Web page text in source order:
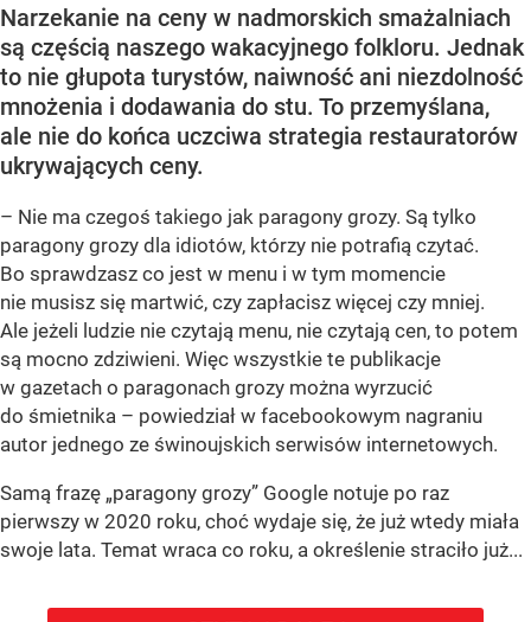
Narzekanie na ceny w nadmorskich smażalniach
są częścią naszego wakacyjnego folkloru. Jednak
to nie głupota turystów, naiwność ani niezdolność
mnożenia i dodawania do stu. To przemyślana,
ale nie do końca uczciwa strategia restauratorów
ukrywających ceny.
– Nie ma czegoś takiego jak paragony grozy. Są tylko
paragony grozy dla idiotów, którzy nie potrafią czytać.
Bo sprawdzasz co jest w menu i w tym momencie
nie musisz się martwić, czy zapłacisz więcej czy mniej.
Ale jeżeli ludzie nie czytają menu, nie czytają cen, to potem
są mocno zdziwieni. Więc wszystkie te publikacje
w gazetach o paragonach grozy można wyrzucić
do śmietnika – powiedział w facebookowym nagraniu
autor jednego ze świnoujskich serwisów internetowych.
Samą frazę „paragony grozy” Google notuje po raz
pierwszy w 2020 roku, choć wydaje się, że już wtedy miała
swoje lata. Temat wraca co roku, a określenie straciło już...